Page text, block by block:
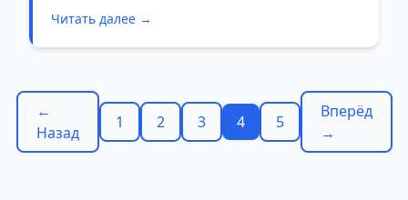
2030 году и мотоциклов — к 2035-му.
Читать далее →
←
Назад
1 2 3 4 5
Вперёд
→